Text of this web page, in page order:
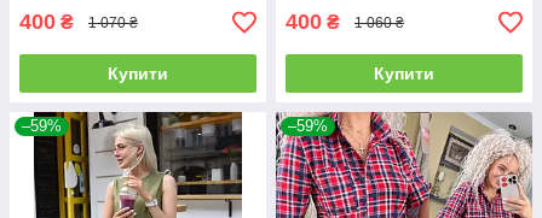
400 ₴ 1 070 ₴
Купити
400 ₴ 1 060 ₴
Купити
–59% –59%